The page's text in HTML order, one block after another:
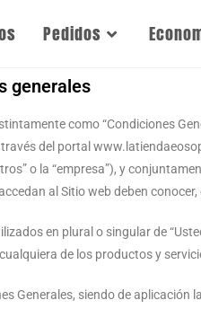
Pedidos
generales
como “Condiciones
del portal
o la “empresa”), y
al Sitio web deben conocer,
en plural o singular de
de los productos y
Generales, siendo de aplicación